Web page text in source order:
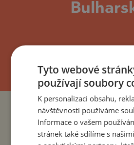
PROJEKTY A NEMOVITOSTI PODLE
PROJEKTY A NEMOVITOSTI PODLE
Tyto webové
používají soubory
K personalizaci obsahu,
návštěvnosti používáme
Informace o vašem
stránek také sdílíme s